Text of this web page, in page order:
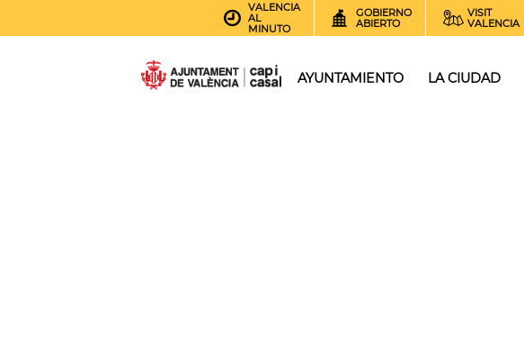
VALENCIA
AL
MINUTO
GOBIERNO
ABIERTO
VISIT
VALENCIA
AYUNTAMIENTO LA CIUDAD